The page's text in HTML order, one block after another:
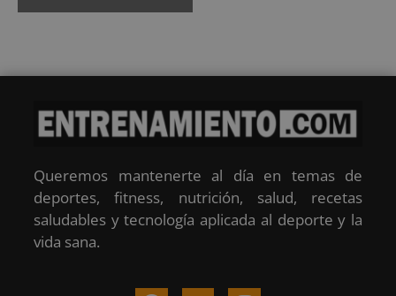
Queremos mantenerte al día en temas de
deportes, fitness, nutrición, salud, recetas
saludables y tecnología aplicada al deporte y la
vida sana.